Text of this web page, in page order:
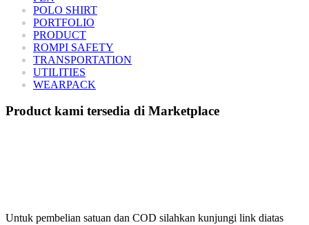
POLO SHIRT
PORTFOLIO
PRODUCT
ROMPI SAFETY
TRANSPORTATION
UTILITIES
WEARPACK
Product kami tersedia di Marketplace
Untuk pembelian satuan dan COD silahkan kunjungi link diatas